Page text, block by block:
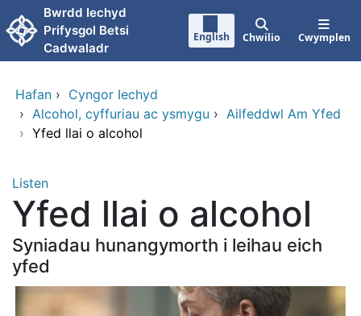
Neidio i'r prif gynnwy
Bwrdd Iechyd
Prifysgol Betsi
Cadwaladr
English Chwilio Cwymplen
Hafan › Cyngor Iechyd
› Alcohol, cyffuriau ac ysmygu › Ailfeddwl Am Yfed
› Yfed llai o alcohol
Listen
Yfed llai o alcohol
Syniadau hunangymorth i leihau eich
yfed